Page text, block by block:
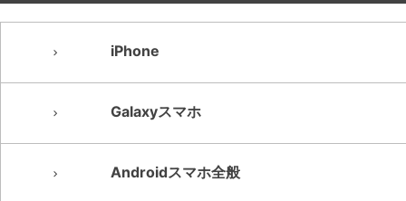
iPhone
Galaxyスマホ
Androidスマホ全般